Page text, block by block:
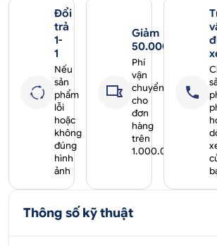
Đổi
trả
1-
1
Nếu
sản
phẩm
lỗi
hoặc
không
đúng
hình
ảnh
Giảm
50.000₫
Phí
vận
chuyển
cho
đơn
hàng
trên
1.000.000₫
Thông số kỹ thuật